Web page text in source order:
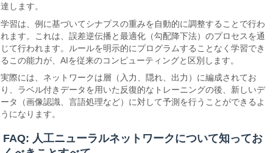
達します。
学習は、例に基づいてシナプスの重みを自動的に調整することで行わ
れます。これは、誤差逆伝播と最適化（勾配降下法）のプロセスを通
じて行われます。ルールを明示的にプログラムすることなく学習でき
るこの能力が、AIを従来のコンピューティングと区別します。
実際には、ネットワークは層（入力、隠れ、出力）に編成されてお
り、ラベル付きデータを用いた反復的なトレーニングの後、新しいデ
ータ（画像認識、言語処理など）に対して予測を行うことができるよ
うになります。
FAQ: 人工ニューラルネットワークについて知ってお